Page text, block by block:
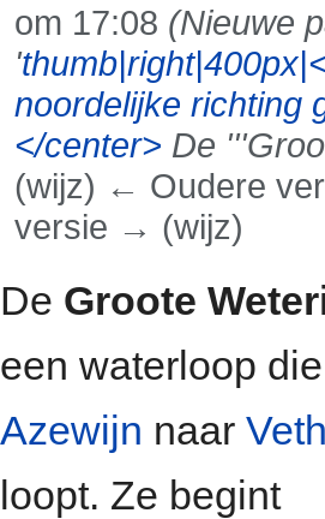
om 17:08 (Nieuwe
'
noordelijke richting
</center> De
(wijz) ← Oudere
versie → (wijz)
De Groote
een waterloop
Azewijn naar
loopt. Ze begint